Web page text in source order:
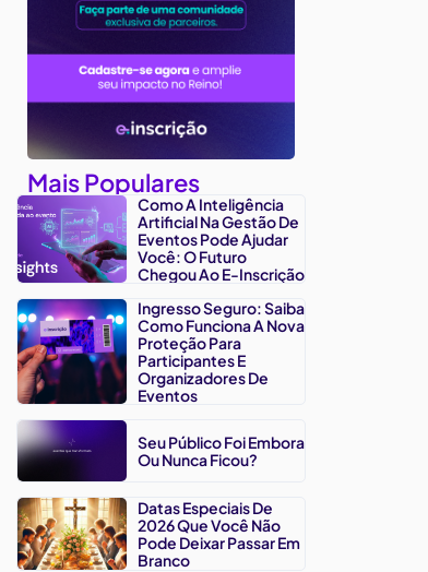
Mais Populares
Como A Inteligência
Artificial Na Gestão De
Eventos Pode Ajudar
Você: O Futuro
Chegou Ao E-Inscrição
Ingresso Seguro: Saiba
Como Funciona A Nova
Proteção Para
Participantes E
Organizadores De
Eventos
Seu Público Foi Embora
Ou Nunca Ficou?
Datas Especiais De
2026 Que Você Não
Pode Deixar Passar Em
Branco